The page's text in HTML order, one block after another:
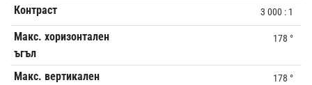
Контраст 3 000 : 1
Макс. хоризонтален
ъгъл
178 °
Макс. вертикален
178 °